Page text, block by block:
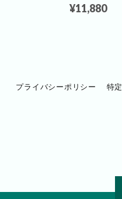
¥11,880
プライバシーポリシー 特